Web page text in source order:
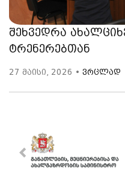
შეხვედრა
ტრენერებთან
27 მაისი, 2026 • ვრცლად